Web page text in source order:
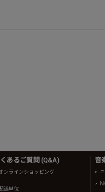
あるご質問 (Q&A)
ンラインショッピング
送単位
音